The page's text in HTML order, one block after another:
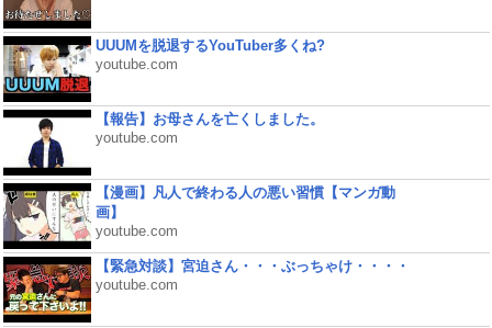
UUUMを脱退するYouTuber多くね?
youtube.com
【報告】お母さんを亡くしました。
youtube.com
【漫画】凡人で終わる人の悪い習慣【マンガ動
画】
youtube.com
【緊急対談】宮迫さん・・・ぶっちゃけ・・・・
youtube.com